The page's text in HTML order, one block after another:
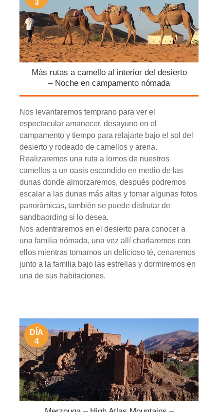
3
Más rutas a camello al interior del desierto
– Noche en campamento nómada
Nos levantaremos temprano para ver el
espectacular amanecer, desayuno en el
campamento y tiempo para relajarte bajo el sol del
desierto y rodeado de camellos y arena.
Realizaremos una ruta a lomos de nuestros
camellos a un oasis escondido en medio de las
dunas donde almorzaremos, después podremos
escalar a las dunas más altas y tomar algunas fotos
panorámicas, también se puede disfrutar de
sandbaording si lo desea.
Nos adentraremos en el desierto para conocer a
una familia nómada, una vez allí charlaremos con
ellos mientras tomamos un delicioso té, cenaremos
junto a la familia bajo las estrellas y dormiremos en
una de sus habitaciones.
DÍA
4